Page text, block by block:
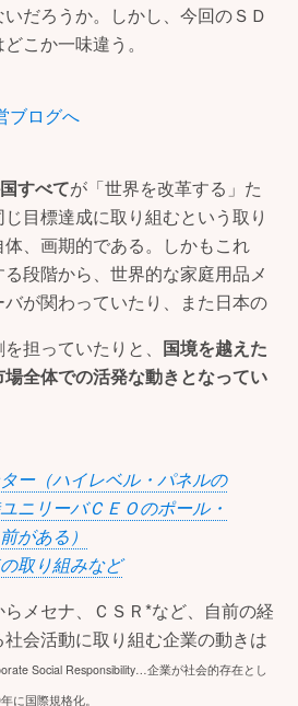
だろうか。しかし、今回のＳＤ
こか一味違う。
すべてが「世界を改革する」た
目標達成に取り組むという取り
、画期的である。しかもこれ
段階から、世界的な家庭用品メ
が関わっていたり、また日本の
担っていたりと、 国境を越えた
全体での活発な動きとなってい
ー（ハイレベル・パネルの
ニリーバＣＥＯのポール・
がある）
取り組みなど
メセナ、ＣＳＲ*など、自前の経
会活動に取り組む企業の動きは
Social Responsibility…企業が社会的存在とし
に国際規格化。